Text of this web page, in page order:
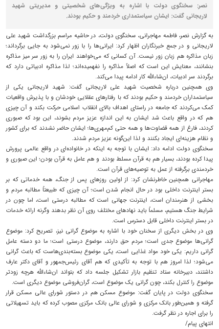
نصر: سخنگوی دولت با اشاره به ویژگی‌های شخصیتی و مدیریتی شهید
لاریجانی گفت: ایشان سیاستمداری خردمند و حکیم بودند.
به گزارش نصر، فاطمه مهاجرانی، سخنگوی دولت، در حاشیه مراسم بزرگداشت شهید علی
لاریجانی و در جمع خبرنگاران اظهار کرد: ایرانی‌ها را با زور نمی‌شود به جایی برگرداند؛
زبان مذاکره هم زبان زور نیست. آن کسانی که می‌خواهند ایران را به زور سر میز مذاکره
بنشانند، معنایش این است که اصلاً مذاکره را نفهمیده‌اند؛ لذا مذاکره ادبیاتی دارد که
برگردند سر ادبیات، ان‌شاءالله کار ادامه پیدا می‌کند.
وی همچنین درباره شخصیت شهید علی لاریجانی گفت: شهید لاریجانی یکی از
سیاستمداران خردمند و حکیم بودند که با رفتارهای عقلایی خودشان و با پذیرش واقعیات
کمک می‌کردند که جامعه در راستای اهداف بالای انقلاب اسلامی حرکت بکند و آن چیزی
هم که در واقع باعث شد ایشان به این اندازه عزیز مردم بشوند، این بود که صبوری
کردند، فارغ از همه قضاوت‌ها و همه حتی کم‌مهری‌ها؛ ایشان حاضر نشدند که برای کشور
و نظام هزینه‌ای ایجاد بکنند و لذا این‌گونه عزیز مردم شدند.
سخنگوی دولت ادامه داد: ایشان با توجه به اینکه در خانواده‌ای در واقع عالمی پرورش
پیدا کرده بودند، بسیار هم به قرآن مسلط بودند و هم عامل به قرآن بودن؛ این صبوری و
خردمندی برگرفته از عمل به توصیه‌های قرآن است.
مهاجرانی همچنین خاطرنشان کرد: از اولین روزهای پس از جنگ، همه خدماتی که بر
بستر اینترنت داخلی بود در حال انجام شدن است؛ آن چیزی که طبیعتاً مطالبه مردم و
بخشی از هنرمندان است، اینترنت جهانی است که مطالبه درستی است، اما چون در
شرایط جنگ هستیم، مسلماً باید نهادهای مختلف روی آن نظر بدهند وگرنه ارائه خدمات
در بستر اینترنت داخلی قابل دسترس است.
وی در بخش دیگری از سخنان خود با اشاره به موضوع گرانی نیز، تصریح کرد: موضوع
گرانی‌ها موضوع جدی است؛ مردم حق دارند، موضوع درستی است؛ ما دو دسته عامل
گرانی داریم: یکی خود مواد غذایی است، یکی موضوع بسته‌بندی‌هاست که باعث گرانی
می‌شود؛ لذا امروز هم با توجه به تأکیدی که هم آقای رئیس‌جمهور و آقای دکتر عارف
داشتند، دبیرخانه ستاد تنظیم بازار تشکیل جلسه داد که بتواند ان‌شاءالله هرچه زودتر
موضوع را کنترل بکند، چون گرانی یک موضوع است، گران‌فروشی موضوع دیگری است.
سخنگوی دولت در پایان گفت: موضوع مسکن هم در دستور شورای عالی مسکن قرار
گرفته و همین‌طور بانک مرکزی و شورای عالی بانک مرکزی مصوب کرده که باید تسهیلاتی
را برای اجاره در نظر گرفت.
انتهای پیام/